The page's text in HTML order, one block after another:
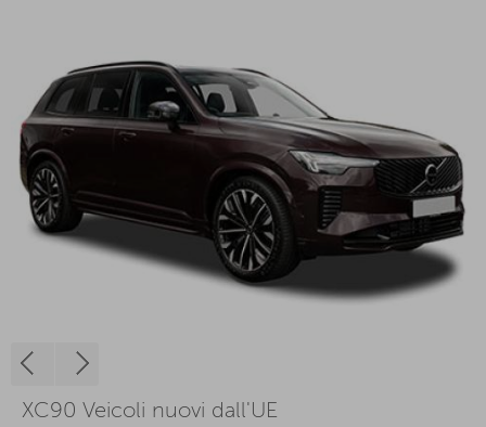
XC90 Veicoli nuovi dall'UE